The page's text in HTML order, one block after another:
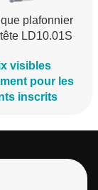
plafonnier
LD10.01S
visibles
pour les
inscrits